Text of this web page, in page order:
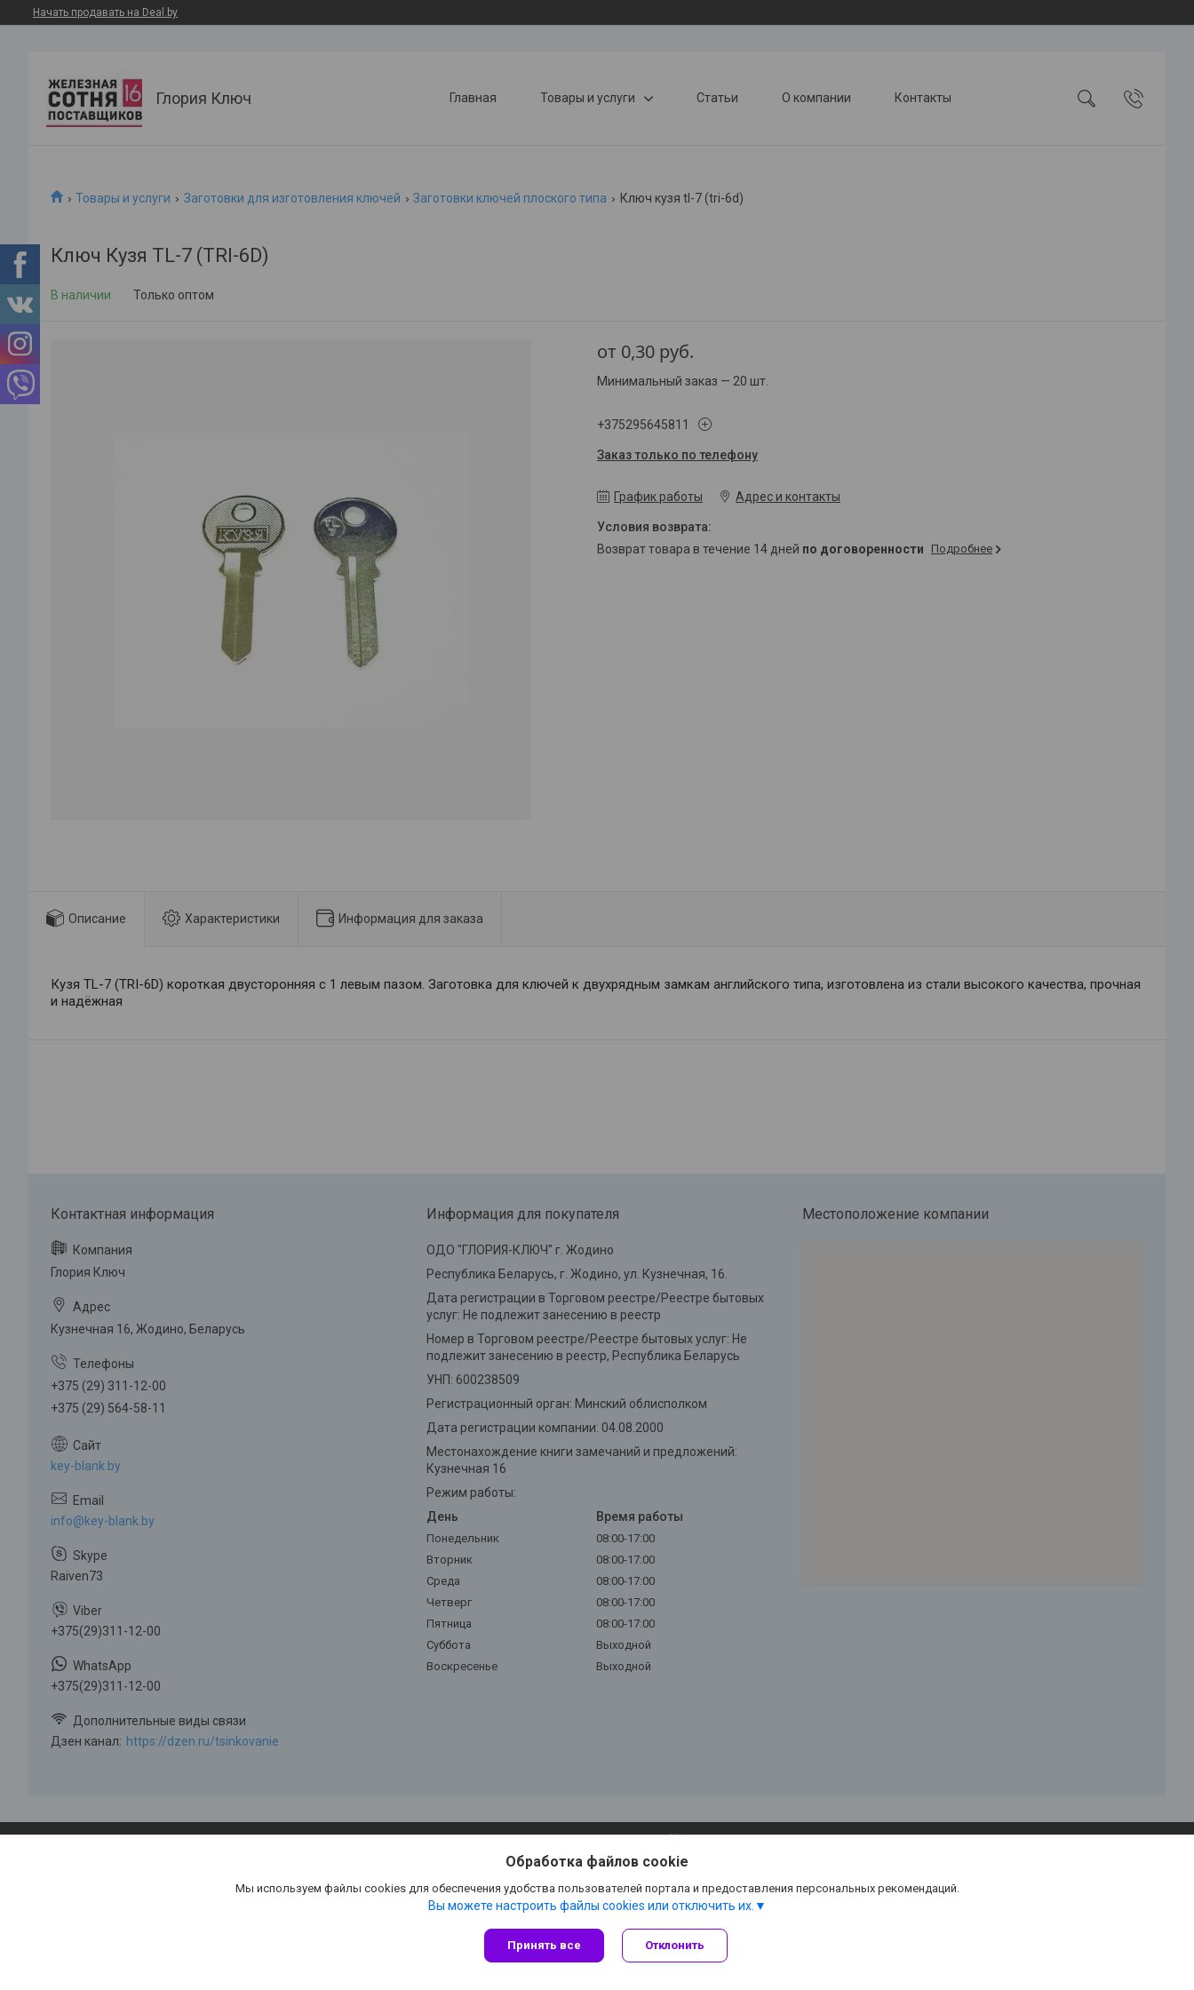
Начать продавать на Deal.by
Глория Ключ Главная Товары и услуги Статьи О компании Контакты
Товары и услуги Заготовки для изготовления ключей Заготовки ключей плоского типа Ключ кузя tl-7 (tri-6d)
Ключ Кузя TL-7 (TRI-6D)
В наличии Только оптом
от 0,30 руб.
Минимальный заказ — 20 шт.
+375295645811
Заказ только по телефону
График работы Адрес и контакты
возврат товара в течение 14 дней по договоренности Подробнее
Описание Характеристики Информация для заказа
Кузя TL-7 (TRI-6D) короткая двусторонняя с 1 левым пазом. Заготовка для ключей к двухрядным замкам английского типа, изготовлена из стали высокого качества, прочная
и надёжная
Глория Ключ
Кузнечная 16, Жодино, Беларусь
+375 (29) 311-12-00
+375 (29) 564-58-11
key-blank.by
info@key-blank.by
Raiven73
+375(29)311-12-00
+375(29)311-12-00
Дзен канал https://dzen.ru/tsinkovanie
Информация для покупателя
ОДО "ГЛОРИЯ-КЛЮЧ" г. Жодино
Республика Беларусь, г. Жодино, ул. Кузнечная, 16.
Дата регистрации в Торговом реестре/Реестре бытовых
услуг: Не подлежит занесению в реестр
Номер в Торговом реестре/Реестре бытовых услуг: Не
подлежит занесению в реестр, Республика Беларусь
УНП: 600238509
Регистрационный орган: Минский облисполком
Дата регистрации компании: 04.08.2000
Местонахождение книги замечаний и предложений:
Кузнечная 16
Режим работы:
День
Время работы
Понедельник
08:00-17:00
Вторник
08:00-17:00
Среда
08:00-17:00
Четверг
08:00-17:00
Пятница
08:00-17:00
Суббота
Выходной
Воскресенье
Выходной
Местоположение компании
Сайт создан на платформе Deal.by
Политика обработки файлов cookies
Обработка файлов cookie
Мы используем файлы cookies для обеспечения удобства пользователей портала и предоставления персональных рекомендаций.
Вы можете настроить файлы cookies или отключить их.
Принять все Отклонить
Глория Ключ | Пожаловаться на контент
Select Language ▼